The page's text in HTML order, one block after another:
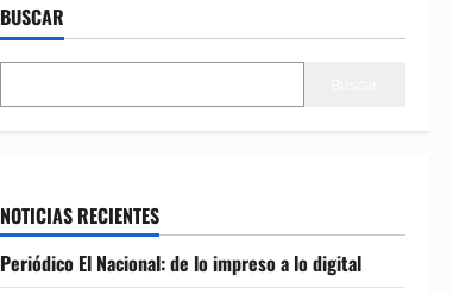
BUSCAR
NOTICIAS RECIENTES
Periódico El Nacional: de lo impreso a lo digital